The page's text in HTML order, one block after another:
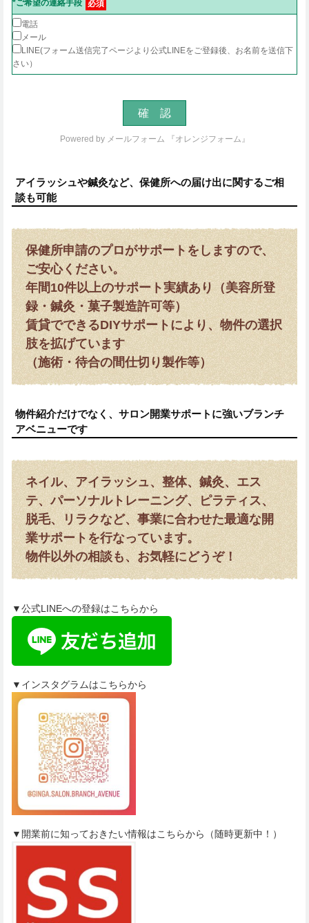
*ご希望の連絡手段 必須
電話
メール
LINE(フォーム送信完了ページより公式LINEをご登録後、お名前を送信下
さい）
Powered by メールフォーム 『オレンジフォーム』
アイラッシュや鍼灸など、保健所への届け出に関するご相
談も可能
保健所申請のプロがサポートをしますので、
ご安心ください。
年間10件以上のサポート実績あり（美容所登
録・鍼灸・菓子製造許可等）
賃貸でできるDIYサポートにより、物件の選択
肢を拡げています
（施術・待合の間仕切り製作等）
物件紹介だけでなく、サロン開業サポートに強いブランチ
アベニューです
ネイル、アイラッシュ、整体、鍼灸、エス
テ、パーソナルトレーニング、ピラティス、
脱毛、リラクなど、事業に合わせた最適な開
業サポートを行なっています。
物件以外の相談も、お気軽にどうぞ！
▼公式LINEへの登録はこちらから
▼インスタグラムはこちらから
▼開業前に知っておきたい情報はこちらから（随時更新中！）